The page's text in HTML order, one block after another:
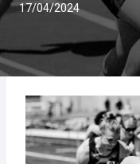
17/04/2024